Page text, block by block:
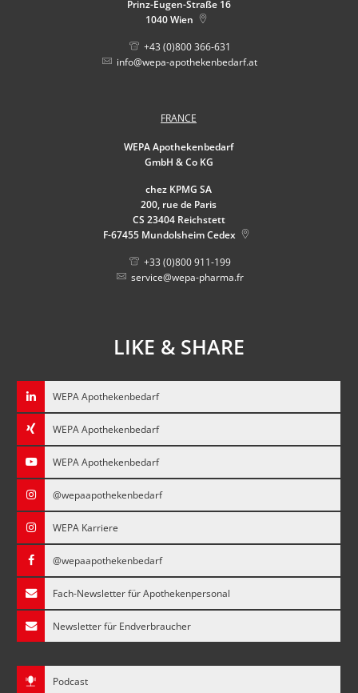
Prinz-Eugen-Straße 16
1040 Wien
+43 (0)800 366-631
info@wepa-apothekenbedarf.at
FRANCE
WEPA Apothekenbedarf
GmbH & Co KG
chez KPMG SA
200, rue de Paris
CS 23404 Reichstett
F-67455 Mundolsheim Cedex
+33 (0)800 911-199
service@wepa-pharma.fr
LIKE & SHARE
WEPA Apothekenbedarf
WEPA Apothekenbedarf
WEPA Apothekenbedarf
@wepaapothekenbedarf
WEPA Karriere
@wepaapothekenbedarf
Fach-Newsletter für Apothekenpersonal
Newsletter für Endverbraucher
Podcast